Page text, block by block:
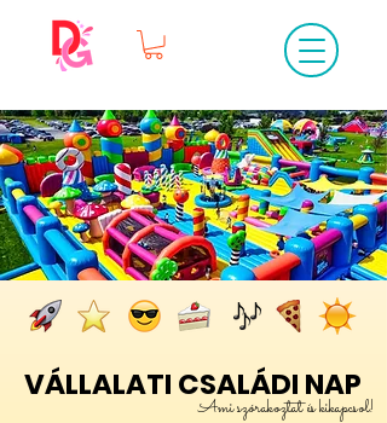
VÁLLALATI CSALÁDI NAP
Ami szórakoztat és kikapcsol!